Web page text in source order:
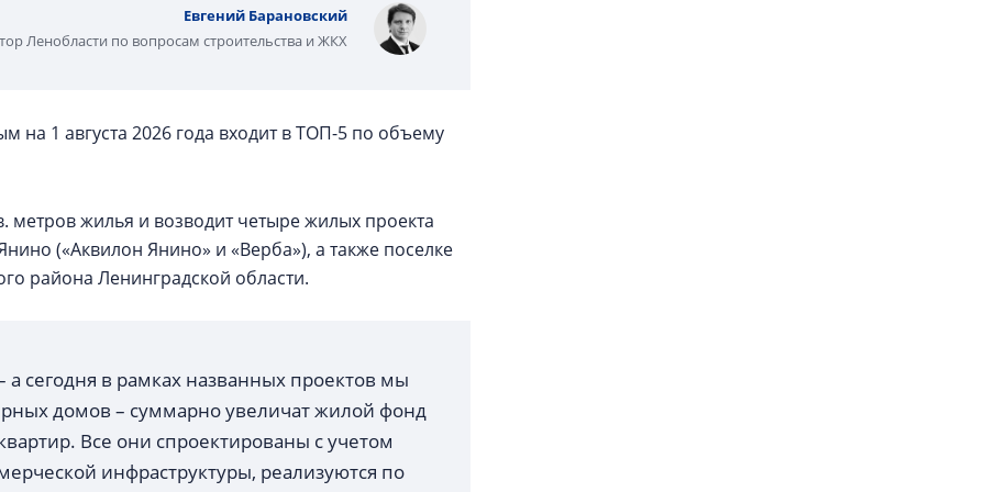
Евгений Барановский
Ленобласти по вопросам строительства и ЖКХ
1 августа 2026 года входит в ТОП-5 по объему
метров жилья и возводит четыре жилых проекта
(«Аквилон Янино» и «Верба»), а также поселке
района Ленинградской области.
сегодня в рамках названных проектов мы
домов – суммарно увеличат жилой фонд
Все они спроектированы с учетом
инфраструктуры, реализуются по